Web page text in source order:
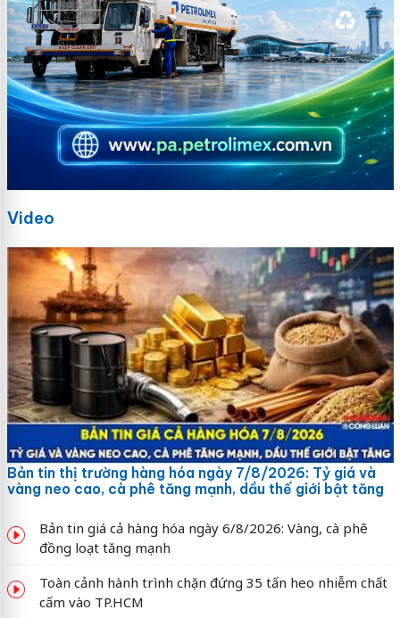
Video
Bản tin thị trường hàng hóa ngày 7/8/2026: Tỷ giá và
vàng neo cao, cà phê tăng mạnh, dầu thế giới bật tăng
Bản tin giá cả hàng hóa ngày 6/8/2026: Vàng, cà phê
đồng loạt tăng mạnh
Toàn cảnh hành trình chặn đứng 35 tấn heo nhiễm chất
cấm vào TP.HCM